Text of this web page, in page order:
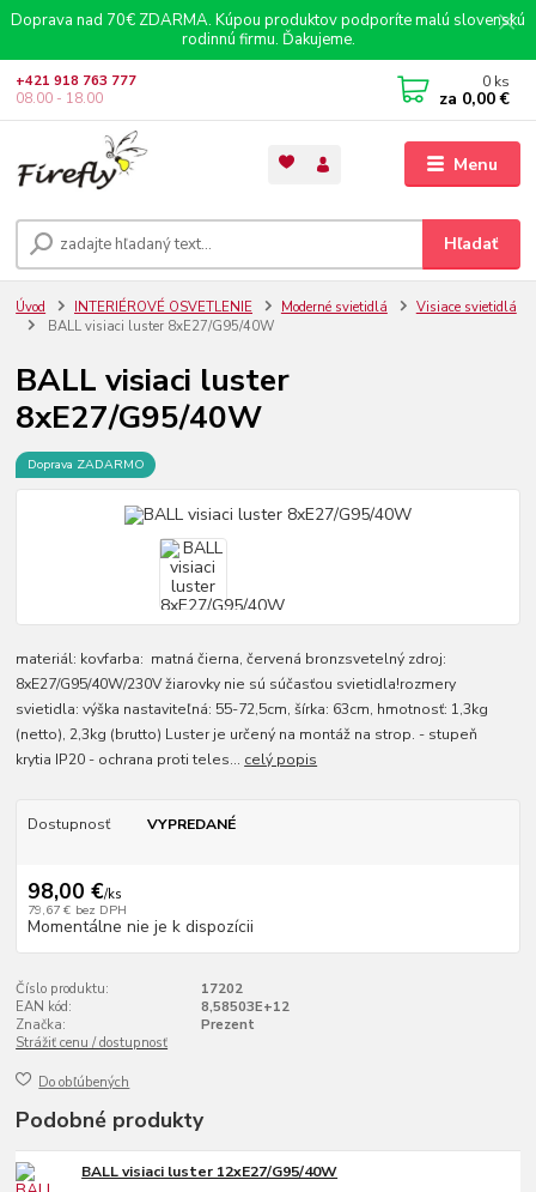
Doprava nad 70€ ZDARMA. Kúpou produktov podporíte malú slovenskú
rodinnú firmu. Ďakujeme.
Menu
Hľadať
+421 918 763 777
08.00 - 18.00
0 ks
za 0,00 €
Úvod INTERIÉROVÉ OSVETLENIE Moderné svietidlá
Visiace svietidlá
BALL visiaci luster 8xE27/G95/40W
BALL visiaci luster
8xE27/G95/40W
Doprava ZADARMO
materiál: kovfarba: matná čierna, červená bronzsvetelný zdroj:
8xE27/G95/40W/230V žiarovky nie sú súčasťou svietidla!rozmery
svietidla: výška nastaviteľná: 55-72,5cm, šírka: 63cm, hmotnosť: 1,3kg
(netto), 2,3kg (brutto) Luster je určený na montáž na strop. - stupeň
krytia IP20 - ochrana proti teles... celý popis
Dostupnosť VYPREDANÉ
98,00 €/ks
79,67 € bez DPH
Momentálne nie je k dispozícii
Číslo produktu:
17202
EAN kód:
8,58503E+12
Značka:
Prezent
Strážiť cenu / dostupnosť
Do obľúbených
Podobné produkty
BALL visiaci luster 12xE27/G95/40W